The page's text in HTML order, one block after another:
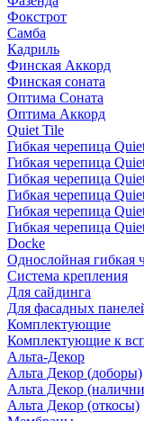
Фокстрот
Самба
Кадриль
Финская Аккорд
Финская соната
Оптима Соната
Оптима Аккорд
Quiet Tile
Гибкая черепица
Гибкая черепица
Гибкая черепица
Гибкая черепица
Гибкая черепица
Гибкая черепица
Docke
Однослойная гибкая
Система крепления
Для сайдинга
Для фасадных
Комплектующие
Комплектующие к
Альта-Декор
Альта Декор (доборы)
Альта Декор
Альта Декор (откосы)